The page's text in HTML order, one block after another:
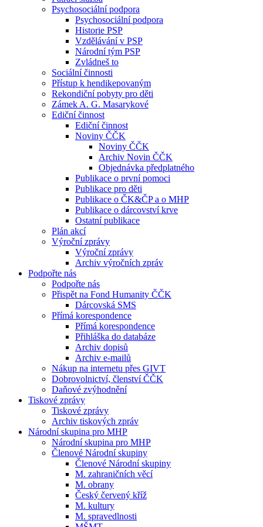
Psychosociální podpora
Psychosociální podpora
Historie PSP
Vzdělávání v PSP
Národní tým PSP
Zvládneš to
Sociální činnosti
Přístup k hendikepovaným
Rekondiční pobyty pro děti
Zámek A. G. Masarykové
Ediční činnost
Ediční činnost
Noviny ČČK
Noviny ČČK
Archiv Novin ČČK
Objednávka předplatného
Publikace o první pomoci
Publikace pro děti
Publikace o ČK&ČP a o MHP
Publikace o dárcovství krve
Ostatní publikace
Plán akcí
Výroční zprávy
Výroční zprávy
Archiv výročních zpráv
Podpořte nás
Podpořte nás
Přispět na Fond Humanity ČČK
Dárcovská SMS
Přímá korespondence
Přímá korespondence
Přihláška do databáze
Archiv dopisů
Archiv e-mailů
Nákup na internetu přes GIVT
Dobrovolnictví, členství ČČK
Daňové zvýhodnění
Tiskové zprávy
Tiskové zprávy
Archiv tiskových zpráv
Národní skupina pro MHP
Národní skupina pro MHP
Členové Národní skupiny
Členové Národní skupiny
M. zahraničních věcí
M. obrany
Český červený kříž
M. kultury
M. spravedlnosti